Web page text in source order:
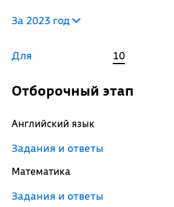
За 2023 год
Для 10
Отборочный этап
Английский язык
Задания и ответы
Математика
Задания и ответы